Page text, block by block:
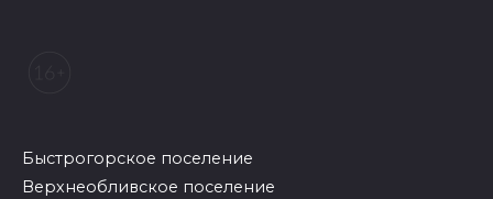
Быстрогорское поселение
Верхнеобливское поселение